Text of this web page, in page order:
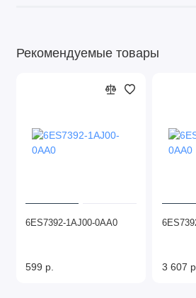
Рекомендуемые товары
6ES7392-1AJ00-0AA0
599 р. 3 607 р.